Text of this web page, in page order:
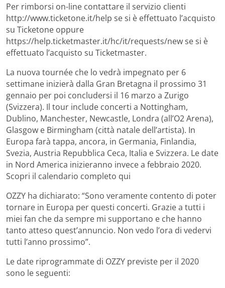
Per rimborsi on-line contattare il servizio clienti
http://www.ticketone.it/help se si è effettuato l’acquisto
su Ticketone oppure
https://help.ticketmaster.it/hc/it/requests/new se si è
effettuato l’acquisto su Ticketmaster.
La nuova tournée che lo vedrà impegnato per 6
settimane inizierà dalla Gran Bretagna il prossimo 31
gennaio per poi concludersi il 16 marzo a Zurigo
(Svizzera). Il tour include concerti a Nottingham,
Dublino, Manchester, Newcastle, Londra (all’O2 Arena),
Glasgow e Birmingham (città natale dell’artista). In
Europa farà tappa, ancora, in Germania, Finlandia,
Svezia, Austria Repubblica Ceca, Italia e Svizzera. Le date
in Nord America inizieranno invece a febbraio 2020.
Scopri il calendario completo qui
OZZY ha dichiarato: “Sono veramente contento di poter
tornare in Europa per questi concerti. Grazie a tutti i
miei fan che da sempre mi supportano e che hanno
tanto atteso quest’annuncio. Non vedo l’ora di vedervi
tutti l’anno prossimo”.
Le date riprogrammate di OZZY previste per il 2020
sono le seguenti: